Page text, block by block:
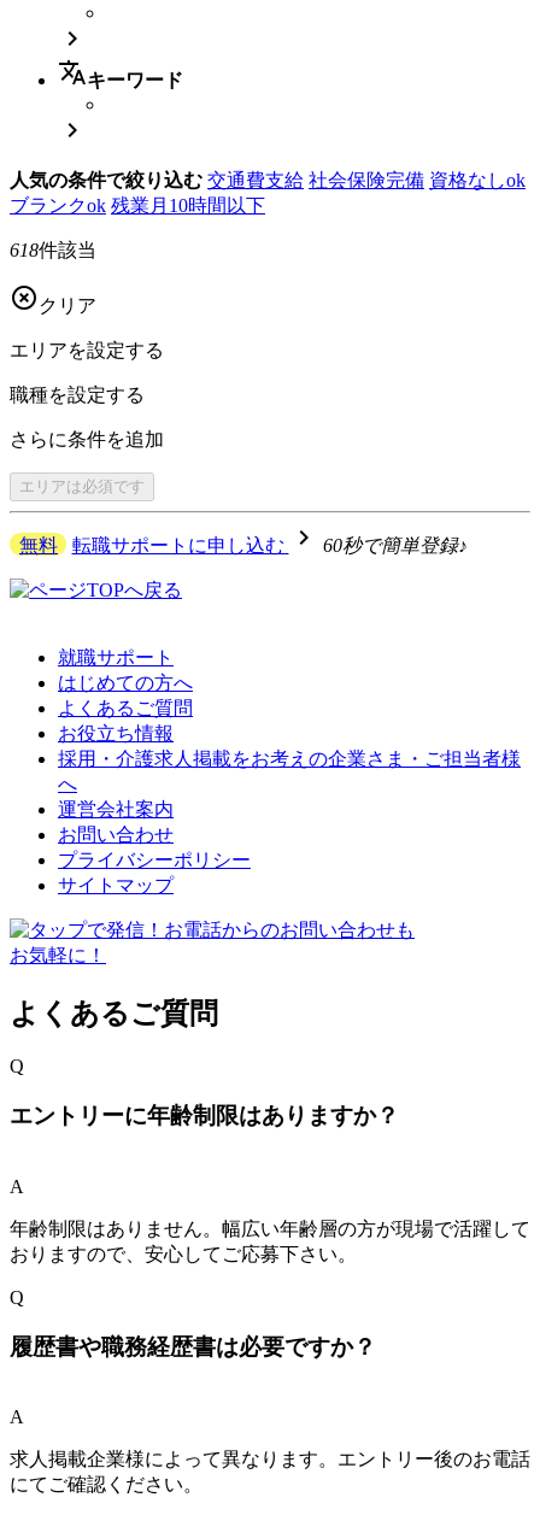

translateキーワード

人気の条件で絞り込む 交通費支給 社会保険完備 資格なしok
ブランクok 残業月10時間以下
618件該当
 クリア
エリアを設定する
職種を設定する
さらに条件を追加
エリアは必須です
無料 転職サポートに申し込む navigate_next 60秒で簡単登録♪
就職サポート
はじめての方へ
よくあるご質問
お役立ち情報
採用・介護求人掲載をお考えの企業さま・ご担当者様
へ
運営会社案内
お問い合わせ
プライバシーポリシー
サイトマップ
よくあるご質問
Q
エントリーに年齢制限はありますか？
A
年齢制限はありません。幅広い年齢層の方が現場で活躍して
おりますので、安心してご応募下さい。
Q
履歴書や職務経歴書は必要ですか？
A
求人掲載企業様によって異なります。エントリー後のお電話
にてご確認ください。